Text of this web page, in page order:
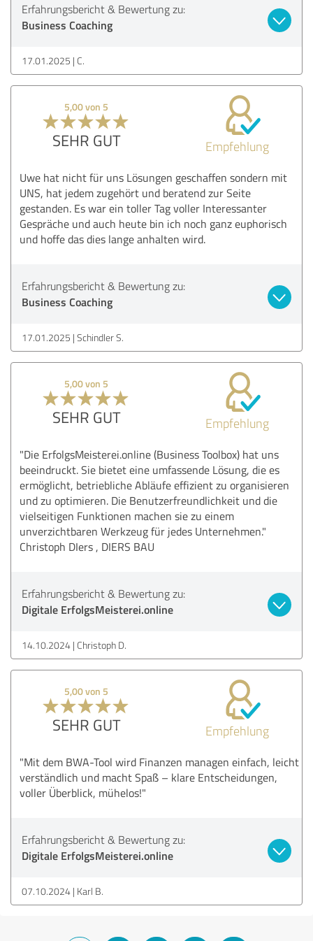
Erfahrungsbericht & Bewertung zu:
Business Coaching
17.01.2025 C.
5,00 von 5
SEHR GUT Empfehlung
Uwe hat nicht für uns Lösungen geschaffen sondern mit
UNS, hat jedem zugehört und beratend zur Seite
gestanden. Es war ein toller Tag voller Interessanter
Gespräche und auch heute bin ich noch ganz euphorisch
und hoffe das dies lange anhalten wird.
Erfahrungsbericht & Bewertung zu:
Business Coaching
17.01.2025 Schindler S.
5,00 von 5
SEHR GUT Empfehlung
"Die ErfolgsMeisterei.online (Business Toolbox) hat uns
beeindruckt. Sie bietet eine umfassende Lösung, die es
ermöglicht, betriebliche Abläufe effizient zu organisieren
und zu optimieren. Die Benutzerfreundlichkeit und die
vielseitigen Funktionen machen sie zu einem
unverzichtbaren Werkzeug für jedes Unternehmen."
Christoph DIers , DIERS BAU
Erfahrungsbericht & Bewertung zu:
Digitale ErfolgsMeisterei.online
14.10.2024 Christoph D.
5,00 von 5
SEHR GUT Empfehlung
"Mit dem BWA-Tool wird Finanzen managen einfach, leicht
verständlich und macht Spaß – klare Entscheidungen,
voller Überblick, mühelos!"
Erfahrungsbericht & Bewertung zu:
Digitale ErfolgsMeisterei.online
07.10.2024 Karl B.